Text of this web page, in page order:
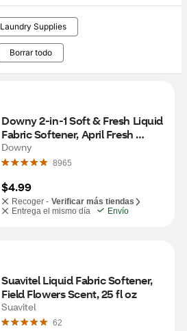
Laundry Supplies
Borrar todo
Downy 2‑in‑1 Soft & Fresh Liquid
Fabric Softener, April Fresh
Scent, 24 fl oz
Downy
8965
$4.99
Recoger - Verificar más tiendas
Entrega el mismo día
Envío
Suavitel Liquid Fabric Softener,
Field Flowers Scent, 25 fl oz
Suavitel
62